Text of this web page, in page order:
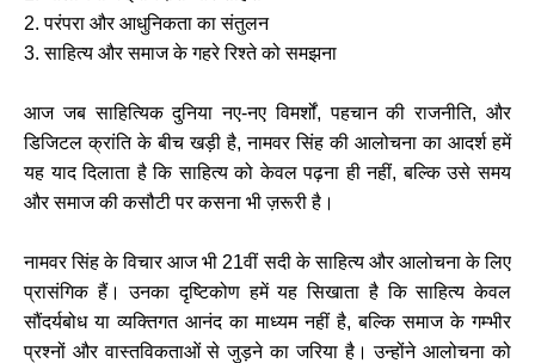
2. परंपरा और आधुनिकता का संतुलन
3. साहित्य और समाज के गहरे रिश्ते को समझना
आज जब साहित्यिक दुनिया नए-नए विमर्शों, पहचान की राजनीति, और
डिजिटल क्रांति के बीच खड़ी है, नामवर सिंह की आलोचना का आदर्श हमें
यह याद दिलाता है कि साहित्य को केवल पढ़ना ही नहीं, बल्कि उसे समय
और समाज की कसौटी पर कसना भी ज़रूरी है।
नामवर सिंह के विचार आज भी 21वीं सदी के साहित्य और आलोचना के लिए
प्रासंगिक हैं। उनका दृष्टिकोण हमें यह सिखाता है कि साहित्य केवल
सौंदर्यबोध या व्यक्तिगत आनंद का माध्यम नहीं है, बल्कि समाज के गम्भीर
प्रश्नों और वास्तविकताओं से जुड़ने का जरिया है। उन्होंने आलोचना को